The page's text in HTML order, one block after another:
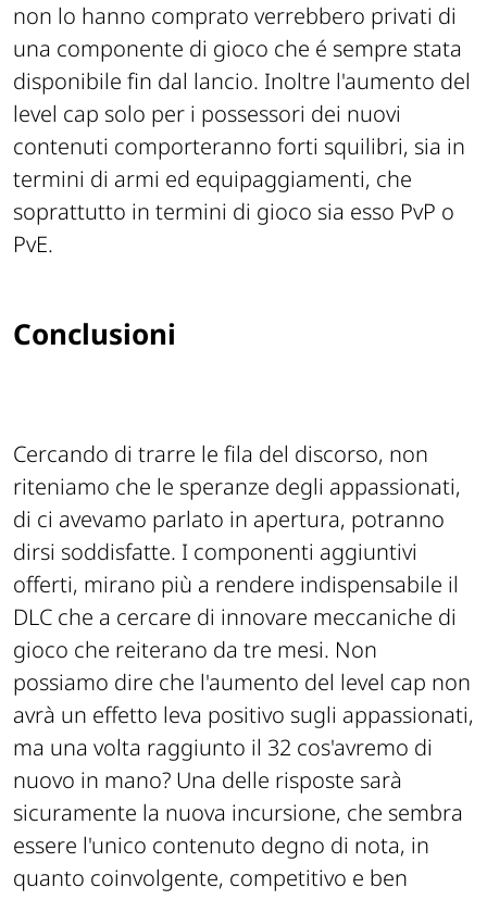
non lo hanno comprato verrebbero privati di
una componente di gioco che é sempre stata
disponibile fin dal lancio. Inoltre l'aumento del
level cap solo per i possessori dei nuovi
contenuti comporteranno forti squilibri, sia in
termini di armi ed equipaggiamenti, che
soprattutto in termini di gioco sia esso PvP o
PvE.
Conclusioni
Cercando di trarre le fila del discorso, non
riteniamo che le speranze degli appassionati,
di ci avevamo parlato in apertura, potranno
dirsi soddisfatte. I componenti aggiuntivi
offerti, mirano più a rendere indispensabile il
DLC che a cercare di innovare meccaniche di
gioco che reiterano da tre mesi. Non
possiamo dire che l'aumento del level cap non
avrà un effetto leva positivo sugli appassionati,
ma una volta raggiunto il 32 cos'avremo di
nuovo in mano? Una delle risposte sarà
sicuramente la nuova incursione, che sembra
essere l'unico contenuto degno di nota, in
quanto coinvolgente, competitivo e ben